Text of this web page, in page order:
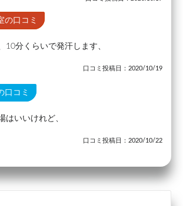
の口コミ
10分くらいで発汗します、
口コミ投稿日：2020/10/19
口コミ
はいいけれど、
口コミ投稿日：2020/10/22